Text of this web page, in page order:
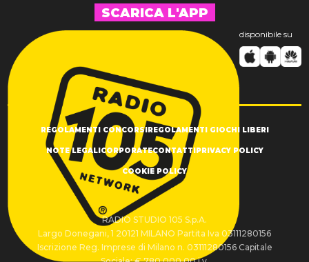
SCARICA L'APP
disponibile su
REGOLAMENTI CONCORSI REGOLAMENTI GIOCHI LIBERI
NOTE LEGALI CORPORATECONTATTI PRIVACY POLICY
COOKIE POLICY
RADIO STUDIO 105 S.p.A.
Largo Donegani, 1 20121 MILANO Partita Iva 03111280156
Iscrizione Reg. Imprese di Milano n. 03111280156 Capitale